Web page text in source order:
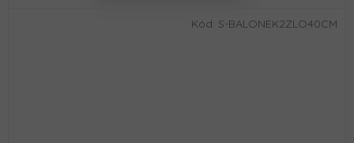
Kód: S-BALONEK2ZLO40CM